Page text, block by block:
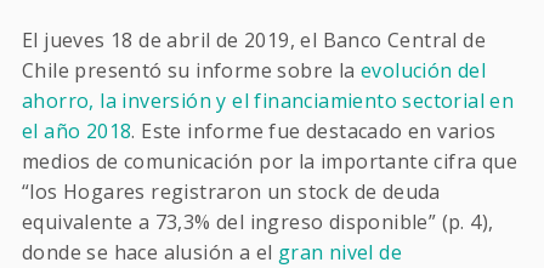
El jueves 18 de abril de 2019, el Banco Central de
Chile presentó su informe sobre la evolución del
ahorro, la inversión y el financiamiento sectorial en
el año 2018. Este informe fue destacado en varios
medios de comunicación por la importante cifra que
“los Hogares registraron un stock de deuda
equivalente a 73,3% del ingreso disponible” (p. 4),
donde se hace alusión a el gran nivel de